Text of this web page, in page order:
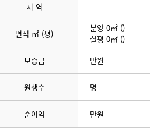
지 역
면적 ㎡ (평)
분양 0㎡ ()
실평 0㎡ ()
보증금
만원
원생수 명
순이익 만원